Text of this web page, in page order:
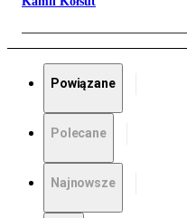
Powiązane
Polecane
Najnowsze